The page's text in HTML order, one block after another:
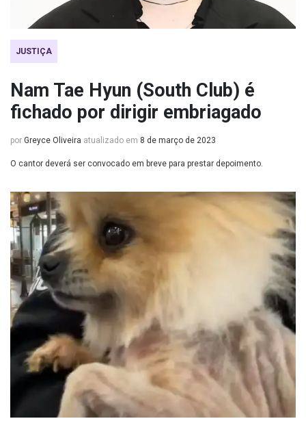
JUSTIÇA
Nam Tae Hyun (South Club) é
fichado por dirigir embriagado
por Greyce Oliveira atualizado em 8 de março de 2023
O cantor deverá ser convocado em breve para prestar depoimento.